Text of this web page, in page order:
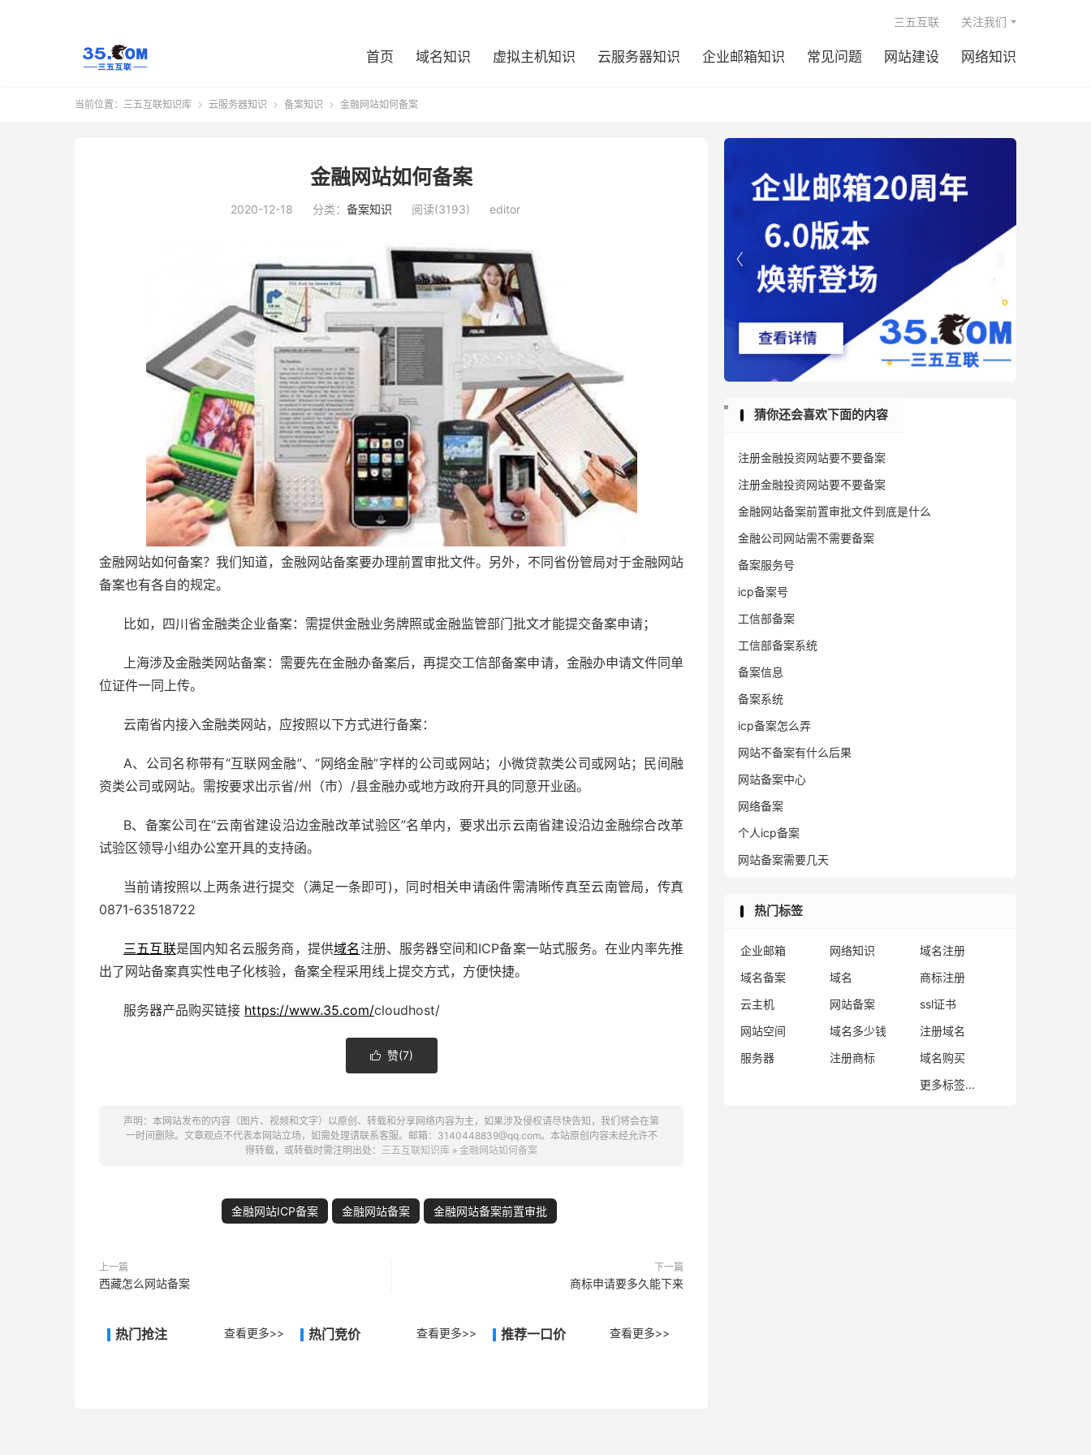
首页 域名知识 虚拟主机知识 云服务器知识 企业邮箱知识 常见问题 网站建设 网络知识
三五互联 关注我们
当前位置： 三五互联知识库  云服务器知识  备案知识  金融网站如何备案
金融网站如何备案
2020-12-18 分类： 备案知识 阅读(3193) editor
金融网站如何备案？我们知道，金融网站备案要办理前置审批文件。另外，不同省份管局对于金融网站
备案也有各自的规定。
比如，四川省金融类企业备案：需提供金融业务牌照或金融监管部门批文才能提交备案申请；
上海涉及金融类网站备案：需要先在金融办备案后，再提交工信部备案申请，金融办申请文件同单
位证件一同上传。
云南省内接入金融类网站，应按照以下方式进行备案：
A、公司名称带有“互联网金融”、“网络金融”字样的公司或网站；小微贷款类公司或网站；民间融
资类公司或网站。需按要求出示省/州（市）/县金融办或地方政府开具的同意开业函。
B、备案公司在“云南省建设沿边金融改革试验区”名单内，要求出示云南省建设沿边金融综合改革
试验区领导小组办公室开具的支持函。
当前请按照以上两条进行提交（满足一条即可)，同时相关申请函件需清晰传真至云南管局，传真
0871-63518722
三五互联是国内知名云服务商，提供域名 注册、服务器空间和ICP备案一站式服务。在业内率先推
出了网站备案真实性电子化核验，备案全程采用线上提交方式，方便快捷。
服务器产品购买链接 https://www.35.com/cloudhost/
 赞(7)
声明：本网站发布的内容（图片、视频和文字）以原创、转载和分享网络内容为主，如果涉及侵权请尽快告知，我们将会在第
一时间删除。文章观点不代表本网站立场，如需处理请联系客服。邮箱：3140448839@qq.com。本站原创内容未经允许不
得转载，或转载时需注明出处： 三五互联知识库 » 金融网站如何备案
金融网站ICP备案 金融网站备案 金融网站备案前置审批
上一篇
西藏怎么网站备案
下一篇
商标申请要多久能下来
热门抢注 查看更多>> 热门竞价 查看更多>> 推荐一口价 查看更多>>

猜你还会喜欢下面的内容
注册金融投资网站要不要备案
注册金融投资网站要不要备案
金融网站备案前置审批文件到底是什么
金融公司网站需不需要备案
备案服务号
icp备案号
工信部备案
工信部备案系统
备案信息
备案系统
icp备案怎么弄
网站不备案有什么后果
网站备案中心
网络备案
个人icp备案
网站备案需要几天
热门标签
企业邮箱 网络知识
域名注册
域名备案
域名
商标注册
云主机
网站备案
ssl证书
网站空间
域名多少钱
注册域名
服务器
注册商标
域名购买
更多标签...